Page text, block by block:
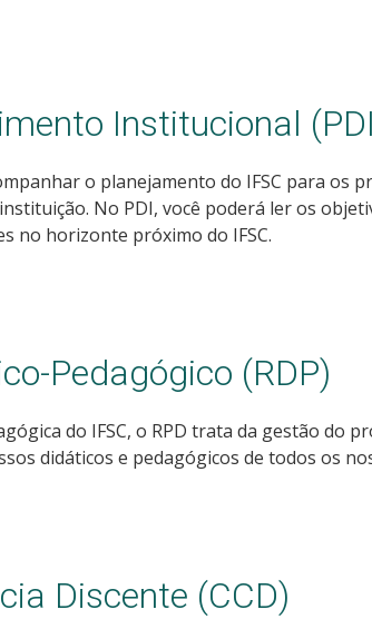
Institucional
o planejamento do IFSC para os
No PDI, você poderá ler os
no horizonte próximo do IFSC.
Pedagógico (RDP)
do IFSC, o RPD trata da gestão do
didáticos e pedagógicos de todos os
Discente (CCD)